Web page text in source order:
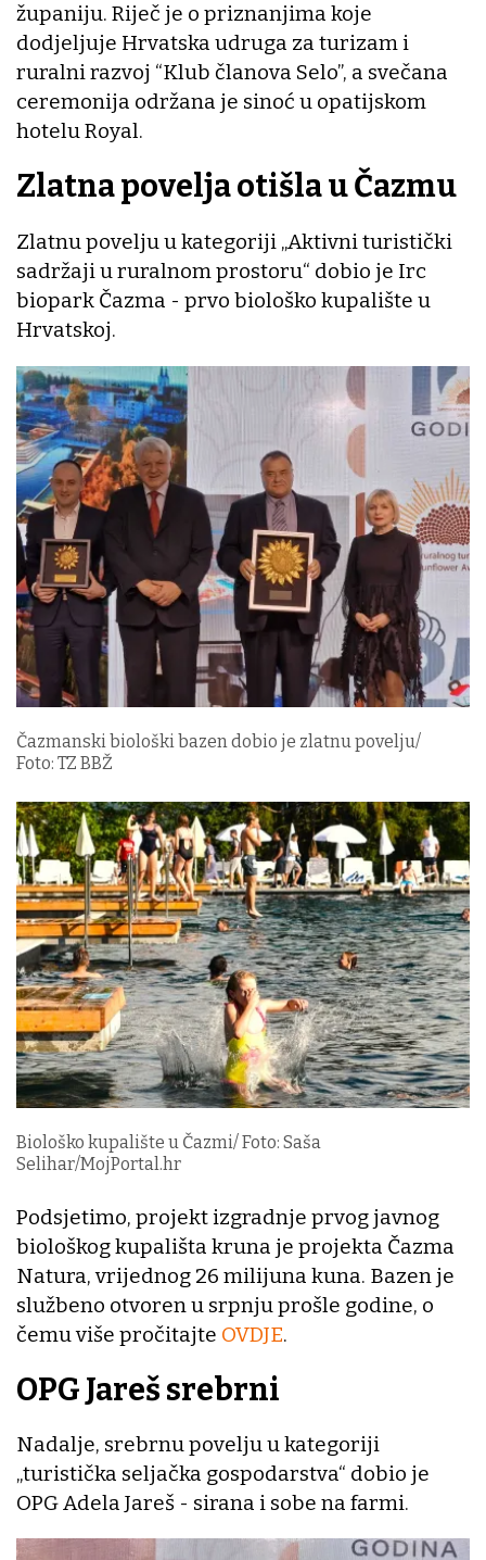
županiju. Riječ je o priznanjima koje
dodjeljuje Hrvatska udruga za turizam i
ruralni razvoj “Klub članova Selo”, a svečana
ceremonija održana je sinoć u opatijskom
hotelu Royal.
Zlatna povelja otišla u Čazmu
Zlatnu povelju u kategoriji „Aktivni turistički
sadržaji u ruralnom prostoru“ dobio je Irc
biopark Čazma - prvo biološko kupalište u
Hrvatskoj.
Čazmanski biološki bazen dobio je zlatnu povelju/
Foto: TZ BBŽ
Biološko kupalište u Čazmi/ Foto: Saša
Selihar/MojPortal.hr
Podsjetimo, projekt izgradnje prvog javnog
biološkog kupališta kruna je projekta Čazma
Natura, vrijednog 26 milijuna kuna. Bazen je
službeno otvoren u srpnju prošle godine, o
čemu više pročitajte OVDJE.
OPG Jareš srebrni
Nadalje, srebrnu povelju u kategoriji
„turistička seljačka gospodarstva“ dobio je
OPG Adela Jareš - sirana i sobe na farmi.